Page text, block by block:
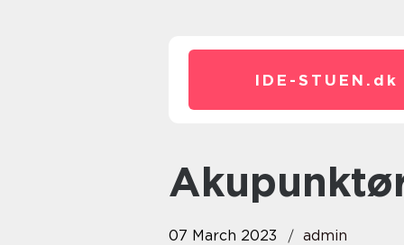
IDE-STUEN. dk
07 March 2023 admin